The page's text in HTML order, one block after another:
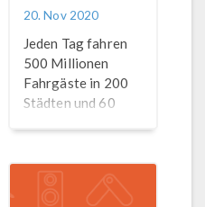
20. Nov 2020
Jeden Tag fahren
500 Millionen
Fahrgäste in 200
Städten und 60
Produkten von
Bombardier
Transportation